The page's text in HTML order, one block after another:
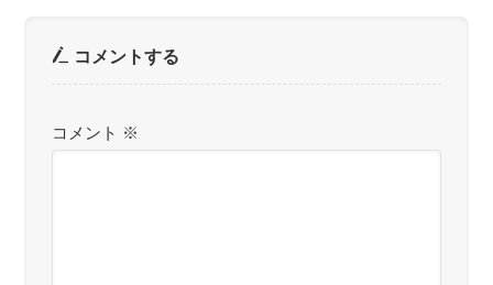
コメントする
コメント ※